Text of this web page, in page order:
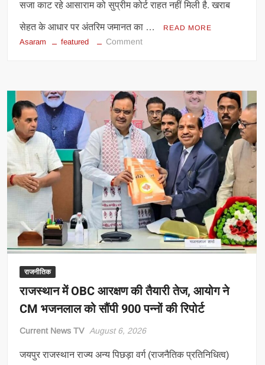
सजा काट रहे आसाराम को सुप्रीम कोर्ट राहत नहीं म‍िली है. खराब
सेहत के आधार पर अंतरिम जमानत का … READ MORE
Asaram featured Commenton
कोर्ट
से
बड़ा
झटका,
नाबालिग
से
रेप
केस
में
अंतरिम
जमानत
राजनीतिक
राजस्थान में OBC आरक्षण की तैयारी तेज, आयोग ने
CM भजनलाल को सौंपी 900 पन्नों की रिपोर्ट
Current News TV August 6, 2026
जयपुर राजस्थान राज्य अन्य पिछड़ा वर्ग (राजनैतिक प्रतिनिधित्व)